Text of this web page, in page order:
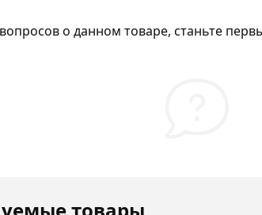
о данном товаре, станьте